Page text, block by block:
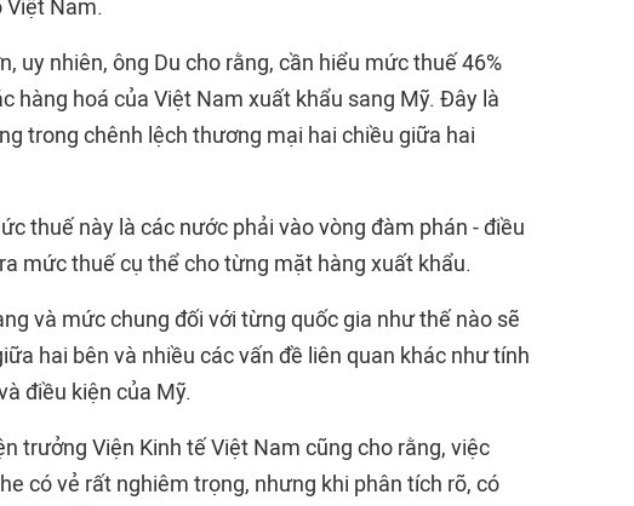
Việt Nam.
uy nhiên, ông Du cho rằng, cần hiểu mức thuế 46%
hàng hoá của Việt Nam xuất khẩu sang Mỹ. Đây là
trong chênh lệch thương mại hai chiều giữa hai
thuế này là các nước phải vào vòng đàm phán - điều
mức thuế cụ thể cho từng mặt hàng xuất khẩu.
và mức chung đối với từng quốc gia như thế nào sẽ
hai bên và nhiều các vấn đề liên quan khác như tính
điều kiện của Mỹ.
trưởng Viện Kinh tế Việt Nam cũng cho rằng, việc
có vẻ rất nghiêm trọng, nhưng khi phân tích rõ, có